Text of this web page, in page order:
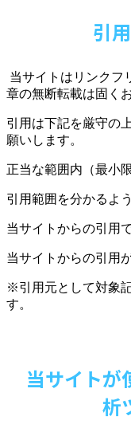
引
当サイトはリンクフ
章の無断転載は固く
引用は下記を厳守の
願いします。
正当な範囲内（最小
引用範囲を分かるよ
当サイトからの引用
当サイトからの引用
※引用元として対象
す。
当サイトが
析